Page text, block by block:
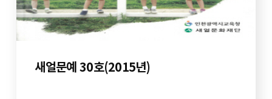
새얼문예 30호(2015년)